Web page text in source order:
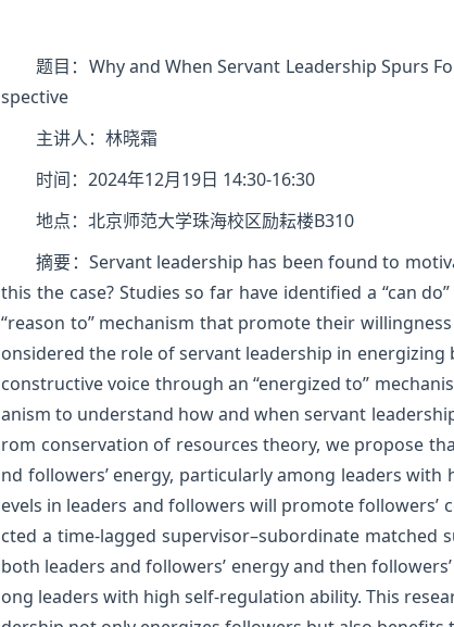
题目：Why and When Servant Leadership Spurs
spective
主讲人：林晓霜
时间：2024年12月19日 14:30-16:30
地点：北京师范大学珠海校区励耘楼B310
摘要：Servant leadership has been found to
this the case? Studies so far have identified a “can
“reason to” mechanism that promote their
onsidered the role of servant leadership in
constructive voice through an “energized to”
anism to understand how and when servant
rom conservation of resources theory, we propose
nd followers’ energy, particularly among leaders
evels in leaders and followers will promote followers’
cted a time-lagged supervisor–subordinate matched
both leaders and followers’ energy and then
ong leaders with high self-regulation ability. This